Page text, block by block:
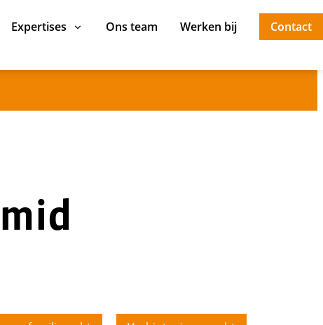
Expertises Ons team Werken bij Contact